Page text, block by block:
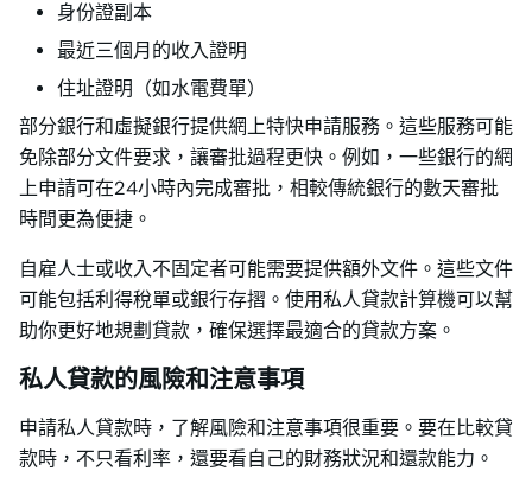
身份證副本
最近三個月的收入證明
住址證明（如水電費單）
部分銀行和虛擬銀行提供網上特快申請服務。這些服務可能
免除部分文件要求，讓審批過程更快。例如，一些銀行的網
上申請可在24小時內完成審批，相較傳統銀行的數天審批
時間更為便捷。
自雇人士或收入不固定者可能需要提供額外文件。這些文件
可能包括利得稅單或銀行存摺。使用私人貸款計算機可以幫
助你更好地規劃貸款，確保選擇最適合的貸款方案。
私人貸款的風險和注意事項
申請私人貸款時，了解風險和注意事項很重要。要在比較貸
款時，不只看利率，還要看自己的財務狀況和還款能力。